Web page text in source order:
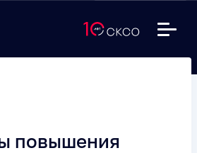
повышения